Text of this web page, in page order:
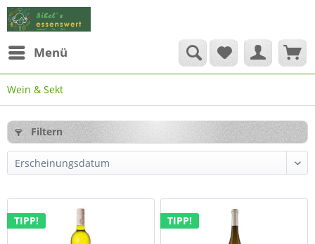
Menü
Wein & Sekt
Filtern
TIPP! TIPP!